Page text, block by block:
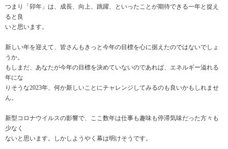
つまり「卯年」は、成長、向上、跳躍、といったことが期待できる一年と捉え
ると良
いと思います。
新しい年を迎えて、皆さんもきっと今年の目標を心に据えたのではないでしょ
うか。
もしまだ、あなたが今年の目標を決めていないのであれば、エネルギー溢れる
年にな
りそうな2023年、何か新しいことにチャレンジしてみるのも良いかもしれませ
ん。
新型コロナウイルスの影響で、ここ数年は仕事も趣味も停滞気味だった方々も
少なく
ないと思います。しかしようやく幕は明けそうです。